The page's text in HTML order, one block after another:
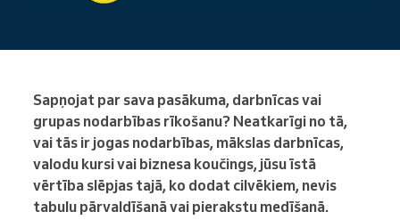
Sapņojat par sava pasākuma, darbnīcas vai
grupas nodarbības rīkošanu? Neatkarīgi no tā,
vai tās ir jogas nodarbības, mākslas darbnīcas,
valodu kursi vai biznesa koučings, jūsu īstā
vērtība slēpjas tajā, ko dodat cilvēkiem, nevis
tabulu pārvaldīšanā vai pierakstu medīšanā.